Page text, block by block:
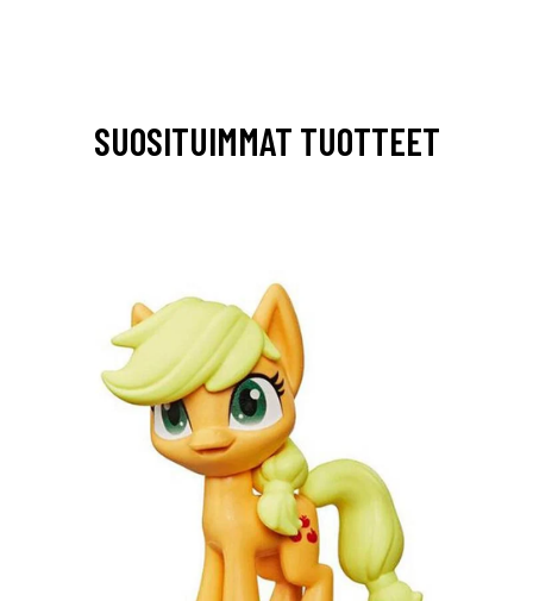
SUOSITUIMMAT TUOTTEET